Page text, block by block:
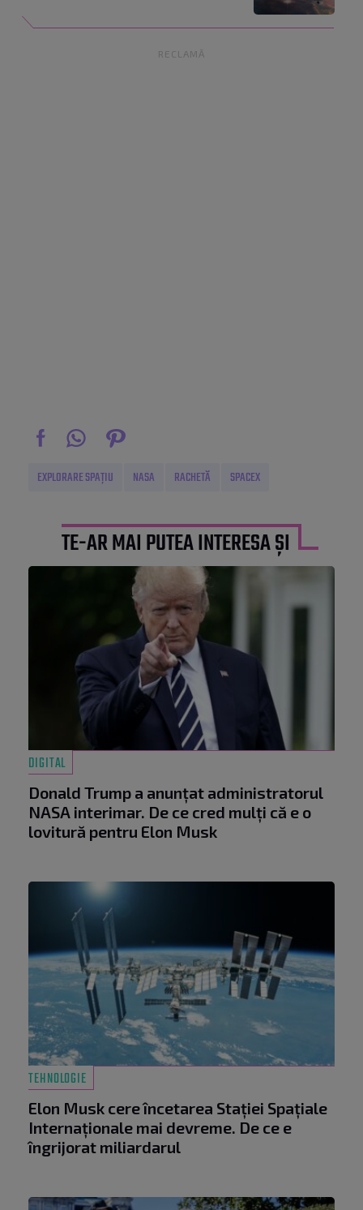
RECLAMĂ
EXPLORARE SPAȚIU NASA RACHETĂ SPACEX
TE-AR MAI PUTEA INTERESA ȘI
DIGITAL
Donald Trump a anunțat administratorul
NASA interimar. De ce cred mulți că e o
lovitură pentru Elon Musk
TEHNOLOGIE
Elon Musk cere încetarea Stației Spațiale
Internaționale mai devreme. De ce e
îngrijorat miliardarul